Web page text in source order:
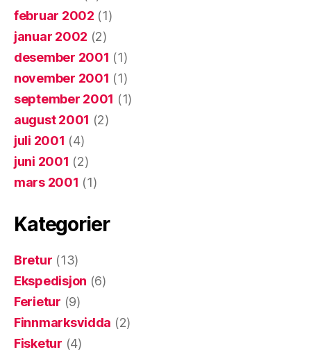
februar 2002 (1)
januar 2002 (2)
desember 2001 (1)
november 2001 (1)
september 2001 (1)
august 2001 (2)
juli 2001 (4)
juni 2001 (2)
mars 2001 (1)
Kategorier
Bretur (13)
Ekspedisjon (6)
Ferietur (9)
Finnmarksvidda (2)
Fisketur (4)